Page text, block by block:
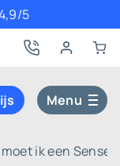
5
Menu
ik een